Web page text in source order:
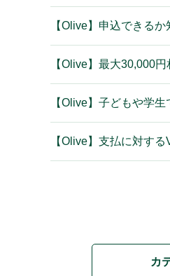
【Olive】申込できる
【Olive】最大30,000
【Olive】子どもや学
【Olive】支払に対す
カ